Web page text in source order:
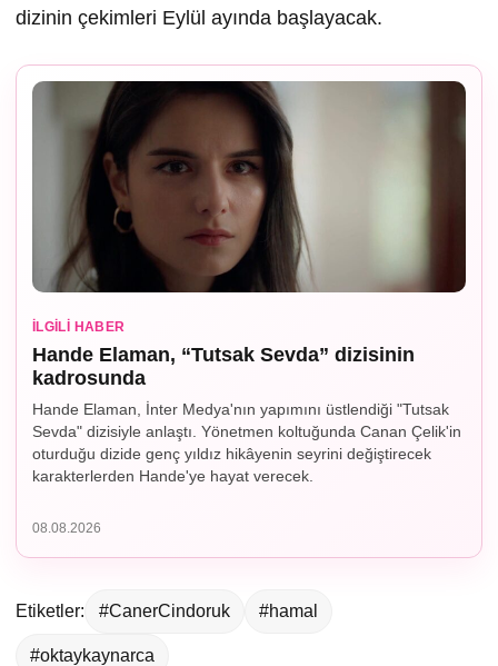
dizinin çekimleri Eylül ayında başlayacak.
İLGILI HABER
Hande Elaman, “Tutsak Sevda” dizisinin
kadrosunda
Hande Elaman, İnter Medya'nın yapımını üstlendiği "Tutsak
Sevda" dizisiyle anlaştı. Yönetmen koltuğunda Canan Çelik'in
oturduğu dizide genç yıldız hikâyenin seyrini değiştirecek
karakterlerden Hande'ye hayat verecek.
08.08.2026
Etiketler: #CanerCindoruk #hamal
#oktaykaynarca